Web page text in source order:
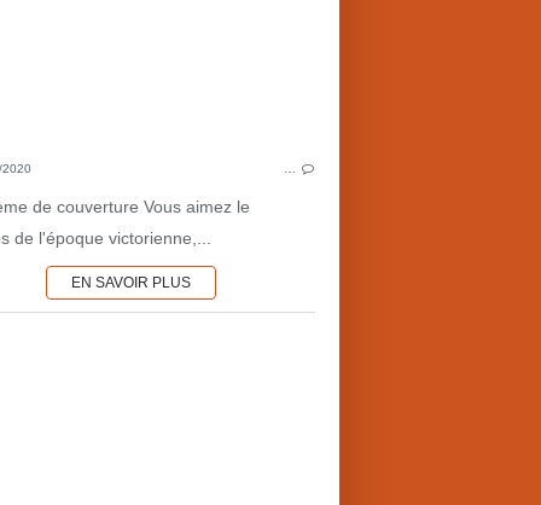
2020
de couverture Vous aimez le
de l'époque victorienne,...
EN SAVOIR PLUS